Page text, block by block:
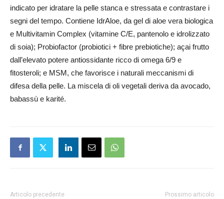
indicato per idratare la pelle stanca e stressata e contrastare i
segni del tempo. Contiene IdrAloe, da gel di aloe vera biologica
e Multivitamin Complex (vitamine C/E, pantenolo e idrolizzato
di soia); Probiofactor (probiotici + fibre prebiotiche); açai frutto
dall’elevato potere antiossidante ricco di omega 6/9 e
fitosteroli; e MSM, che favorisce i naturali meccanismi di
difesa della pelle. La miscela di oli vegetali deriva da avocado,
babassù e karité.
Articolo precedente Prossimo articolo